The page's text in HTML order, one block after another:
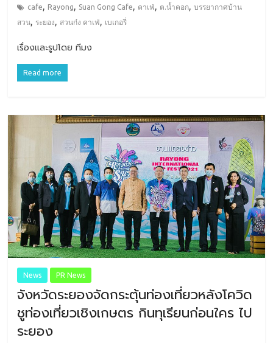
cafe, Rayong, Suan Gong Cafe, คาเฟ่ , ต.น้ำคอก,บรรยากาศบ้าน
สวน, ระยอง, สวนก๋ง คาเฟ่ , เบเกอรี่
เรื่องและรูปโดย ทีมง
Read more
News PR News
จังหวัดระยองจัดกระตุ้นท่องเที่ยวหลังโควิด
ชูท่องเที่ยวเชิงเกษตร กินทุเรียนก่อนใคร ไป
ระยอง